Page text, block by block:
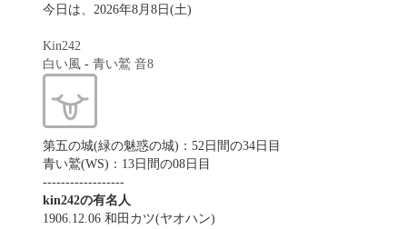
今日は、2026年8月8日(土)
Kin242
白い風 - 青い鷲 音8
第五の城(緑の魅惑の城)：52日間の34日目
青い鷲(WS)：13日間の08日目
------------------
kin242の有名人
1906.12.06 和田カツ(ヤオハン)